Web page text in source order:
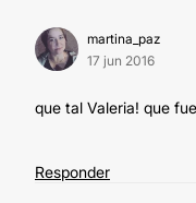
martina_paz
17 jun 2016
que tal Valeria! que
Responder